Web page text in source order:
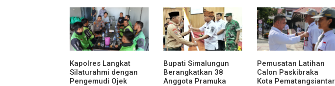
Transformasi Digital
Kelurahan
Kapolres Langkat
Silaturahmi dengan
Pengemudi Ojek
Bupati Simalungun
Berangkatkan 38
Anggota Pramuka
Pemusatan Latihan
Calon Paskibraka
Kota Pematangsiantar